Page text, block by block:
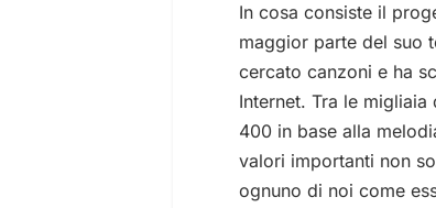
In cosa consiste il
maggior parte del suo
cercato canzoni e ha
Internet. Tra le
400 in base alla
valori importanti non
ognuno di noi come